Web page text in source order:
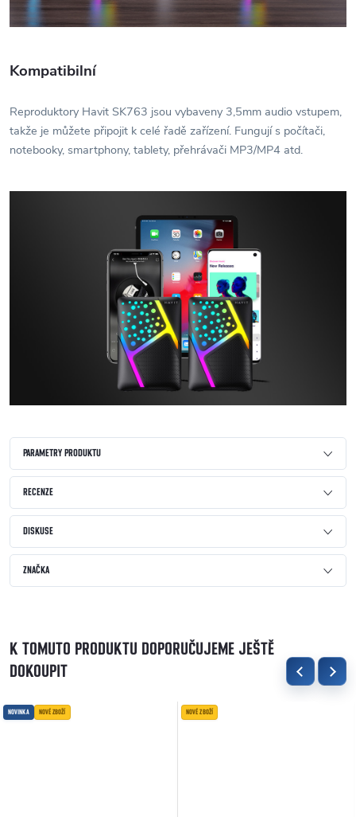
Kompatibilní
Reproduktory Havit SK763 jsou vybaveny 3,5mm audio vstupem,
takže je můžete připojit k celé řadě zařízení. Fungují s počítači,
notebooky, smartphony, tablety, přehrávači MP3/MP4 atd.
PARAMETRY PRODUKTU
RECENZE
DISKUSE
ZNAČKA
K TOMUTO PRODUKTU DOPORUČUJEME JEŠTĚ
DOKOUPIT
NOVINKA NOVÉ ZBOŽÍ NOVÉ ZBOŽÍ